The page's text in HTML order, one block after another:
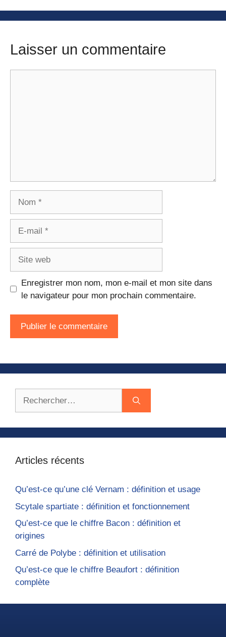
Laisser un commentaire
Enregistrer mon nom, mon e-mail et mon site dans
le navigateur pour mon prochain commentaire.
Articles récents
Qu’est-ce qu’une clé Vernam : définition et usage
Scytale spartiate : définition et fonctionnement
Qu’est-ce que le chiffre Bacon : définition et
origines
Carré de Polybe : définition et utilisation
Qu’est-ce que le chiffre Beaufort : définition
complète